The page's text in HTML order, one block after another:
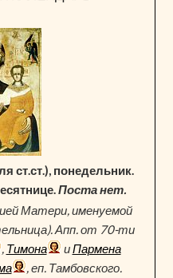
ст.ст.), понедельник.
Поста нет.
Матери, именуемой
Апп. от 70-ти
, Тимона иПармена
, еп. Тамбовского.